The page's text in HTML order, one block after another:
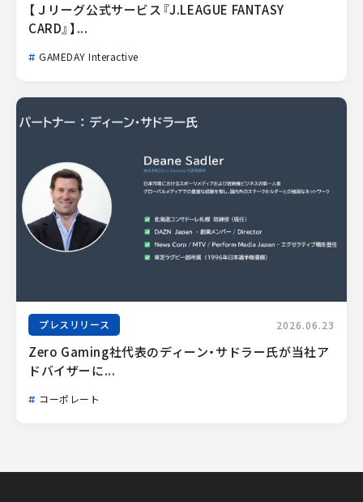
【Ｊリーグ公式サービス『J.LEAGUE FANTASY
CARD』】...
GAMEDAY Interactive
プレスリリース 2026.06.23
Zero Gaming社代表のディーン・サドラー氏が当社ア
ドバイザーに...
コーポレート